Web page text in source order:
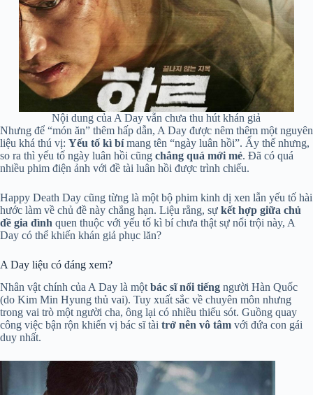
Nội dung của A Day vẫn chưa thu hút khán giả
Nhưng để “món ăn” thêm hấp dẫn, A Day được nêm thêm một nguyên
liệu khá thú vị: Yếu tố kì bímang tên “ngày luân hồi”. Ấy thế nhưng,
so ra thì yếu tố ngày luân hồi cũng chẳng quá mới mẻ. Đã có quá
nhiều phim điện ảnh với đề tài luân hồi được trình chiếu.
Happy Death Day cũng từng là một bộ phim kinh dị xen lẫn yếu tố hài
hước làm về chủ đề này chẳng hạn. Liệu rằng, sự kết hợp giữa chủ
đề gia đình quen thuộc với yếu tố kì bí chưa thật sự nổi trội này, A
Day có thể khiến khán giả phục lăn?
A Day liệu có đáng xem?
Nhân vật chính của A Day là một bác sĩ nổi tiếng người Hàn Quốc
(do Kim Min Hyung thủ vai). Tuy xuất sắc về chuyên môn nhưng
trong vai trò một người cha, ông lại có nhiều thiếu sót. Guồng quay
công việc bận rộn khiến vị bác sĩ tài trở nên vô tâm với đứa con gái
duy nhất.